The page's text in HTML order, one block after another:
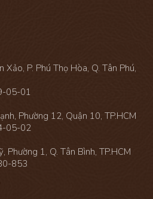
Xảo, P. Phú Thọ Hòa, Q. Tân Phú,
05-01
Phường 12, Quận 10, TP.HCM
05-02
Phường 1, Q. Tân Bình, TP.HCM
853